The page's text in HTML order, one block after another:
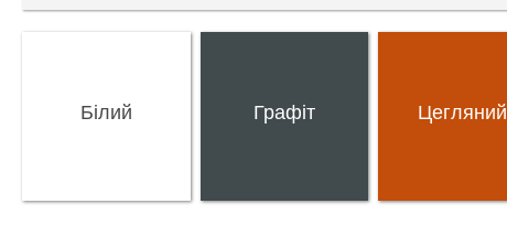
Білий Графіт Цегляний